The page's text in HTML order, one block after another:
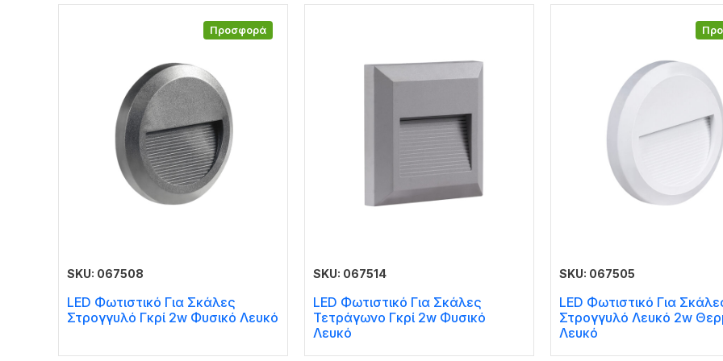
Προσφορά
SKU: 067508
LED Φωτιστικό Για Σκάλες
Στρογγυλό Γκρί 2w Φυσικό Λευκό
SKU: 067514
LED Φωτιστικό Για Σκάλες
Τετράγωνο Γκρί 2w Φυσικό
Λευκό
SKU: 067505
LED Φωτιστικό Για
Στρογγυλό Λευκό 2w
Λευκό